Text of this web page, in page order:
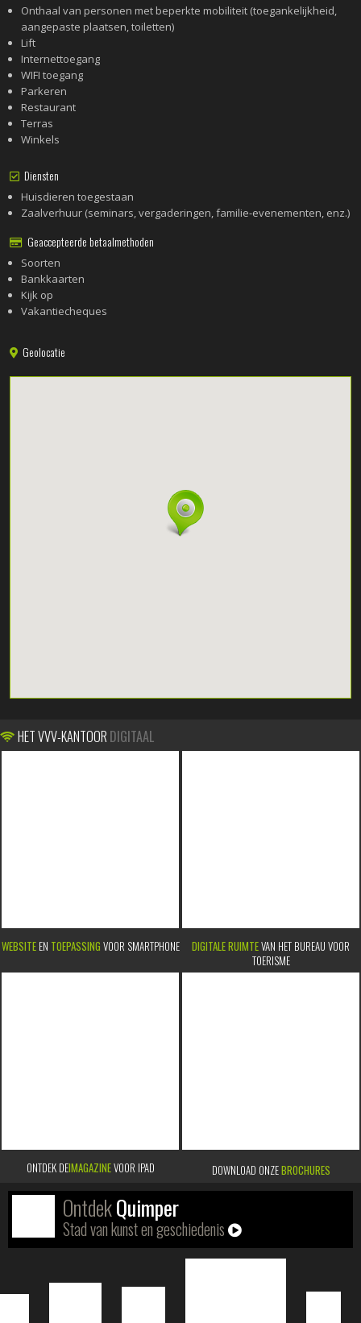
Onthaal van personen met beperkte mobiliteit (toegankelijkheid,
aangepaste plaatsen, toiletten)
Lift
Internettoegang
WIFI toegang
Parkeren
Restaurant
Terras
Winkels
Diensten
Huisdieren toegestaan
Zaalverhuur (seminars, vergaderingen, familie-evenementen, enz.)
Geaccepteerde betaalmethoden
Soorten
Bankkaarten
Kijk op
Vakantiecheques
Geolocatie
HET VVV-KANTOOR DIGITAAL
WEBSITEEN TOEPASSING VOOR SMARTPHONE DIGITALE RUIMTEVAN HET BUREAU VOOR
TOERISME
ONTDEK DEIMAGAZINEVOOR IPAD DOWNLOAD ONZEBROCHURES
OntdekQuimper
Stad van kunst en geschiedenis